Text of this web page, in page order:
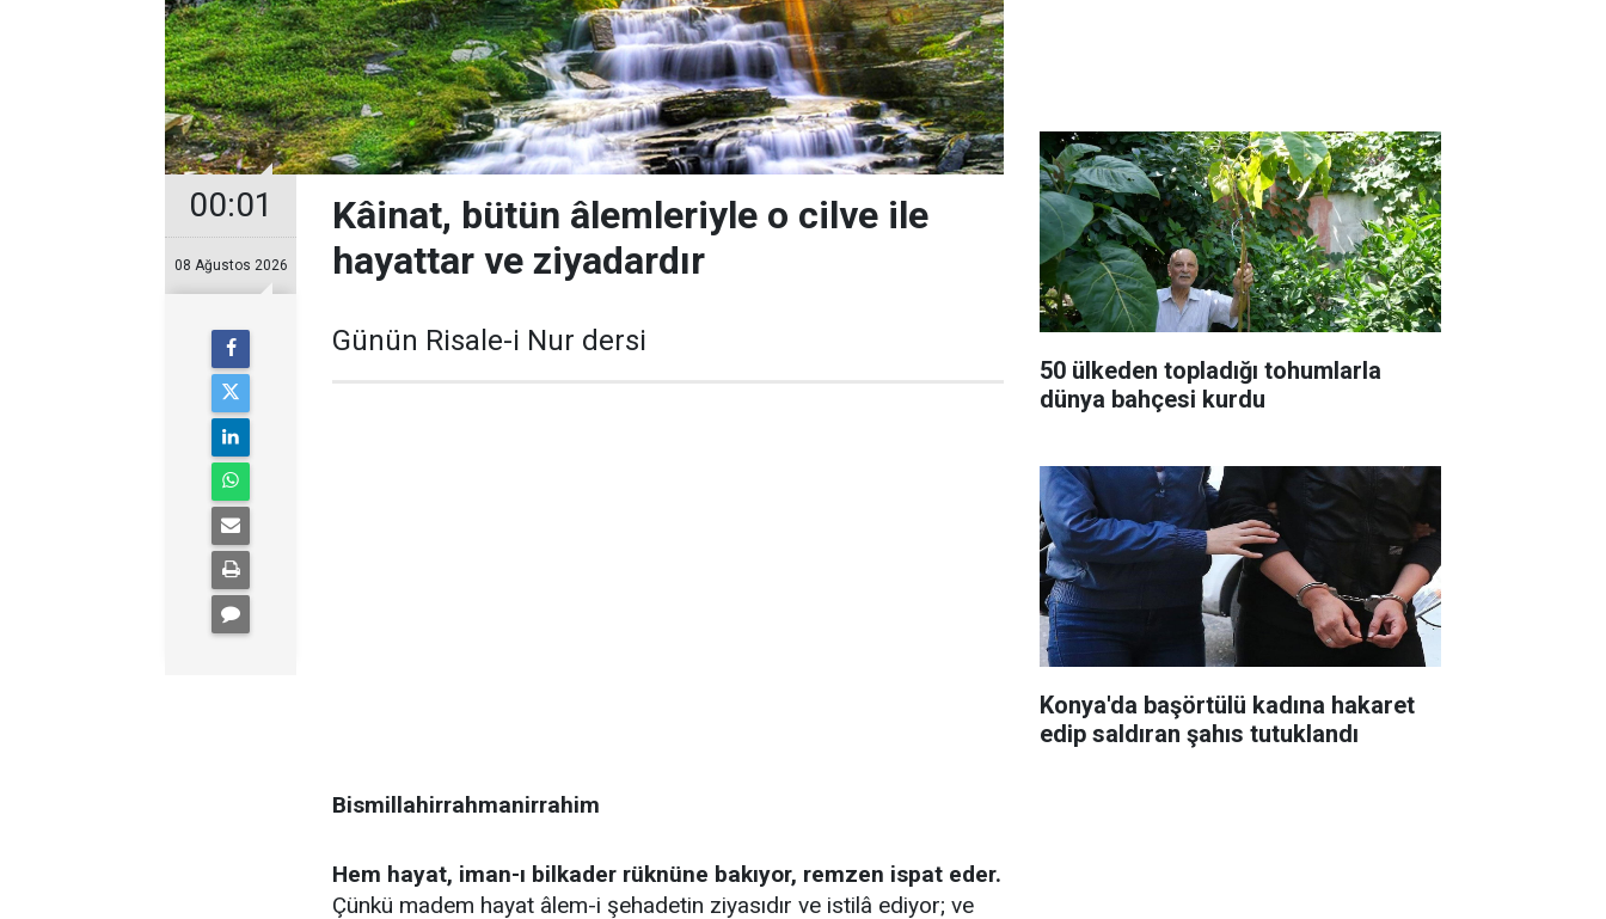
00:01
08 Ağustos 2026
Kâinat, bütün âlemleriyle o cilve ile
hayattar ve ziyadardır
Günün Risale-i Nur dersi
Bismillahirrahmanirrahim
Hem hayat, iman-ı bilkader rüknüne bakıyor, remzen ispat eder.
Çünkü madem hayat âlem-i şehadetin ziyasıdır ve istilâ ediyor; ve
50 ülkeden topladığı tohumlarla
dünya bahçesi kurdu
Konya'da başörtülü kadına hakaret
edip saldıran şahıs tutuklandı